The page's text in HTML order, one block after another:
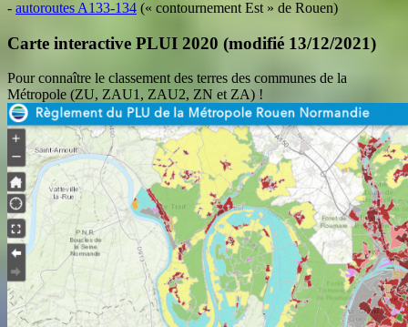
- autoroutes A133-134 (« contournement Est » de Rouen)
Carte interactive PLUI 2020 (modifié 13/12/2021)
Pour connaître le classement des terres des communes de la
Métropole (ZU, ZAU1, ZAU2, ZN et ZA) !